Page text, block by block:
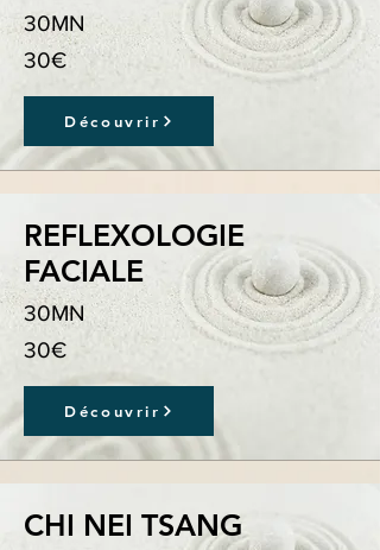
30MN
30€
Découvrir
REFLEXOLOGIE
FACIALE
30MN
30€
Découvrir
CHI NEI TSANG